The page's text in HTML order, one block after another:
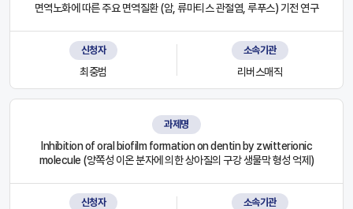
면역노화에 따른 주요 면역질환 (암, 류마티스 관절염, 루푸스) 기전 연구
신청자
최중범
소속기관
리버스매직
과제명
Inhibition of oral biofilm formation on dentin by zwitterionic
molecule (양쪽성 이온 분자에 의한 상아질의 구강 생물막 형성 억제)
신청자 소속기관